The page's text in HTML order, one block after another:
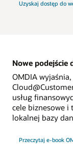
Uzyskaj dostęp do
Nowe podejście
OMDIA
usług
cele biznesowe i
lokalnej bazy
Przeczytaj e-book